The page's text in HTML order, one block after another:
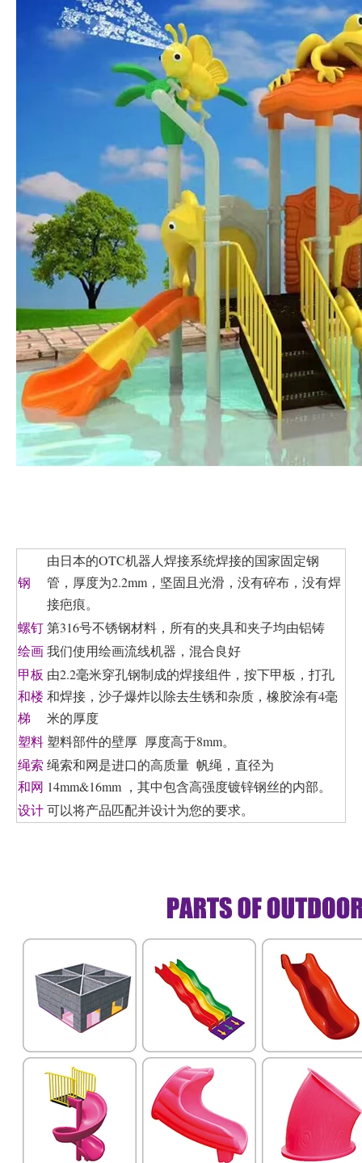
钢
由日本的OTC机器人焊接系统焊接的国家固定钢
管，厚度为2.2mm，坚固且光滑，没有碎布，没有焊
接疤痕。
螺钉 第316号不锈钢材料，所有的夹具和夹子均由铝铸
绘画 我们使用绘画流线机器，混合良好
甲板
和楼
梯
由2.2毫米穿孔钢制成的焊接组件，按下甲板，打孔
和焊接，沙子爆炸以除去生锈和杂质，橡胶涂有4毫
米的厚度
塑料 塑料部件的壁厚 厚度高于8mm。
绳索
和网
绳索和网是进口的高质量 帆绳，直径为
14mm&16mm ，其中包含高强度镀锌钢丝的内部。
设计 可以将产品匹配并设计为您的要求。